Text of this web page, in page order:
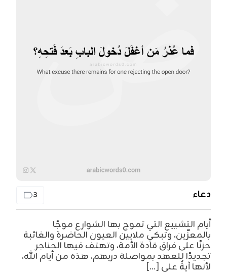
دعاء 3
أيام التشييع التي تموج بها الشوارع موجًا
بالمعزّين، وتبكي ملايين العيون الحاضرة والغائبة
حزنًا على فراق قادة الأمة، وتهتف فيها الحناجر
تجديدًا للعهد بمواصلة دربهم، هذه من أيام الله،
لأنها آيةٌ على [...]